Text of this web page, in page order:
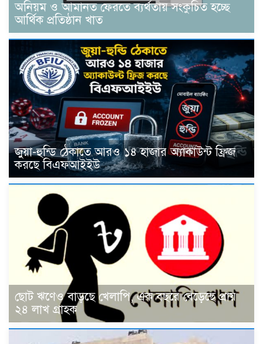
অনিয়ম ও আমানত ফেরতে ব্যর্থতায় সংকুচিত হচ্ছে
আর্থিক প্রতিষ্ঠান খাত
জুয়া-হুন্ডি ঠেকাতে আরও ১৪ হাজার অ্যাকাউন্ট ফ্রিজ
করছে বিএফআইইউ
ছোট ঋণেও বাড়ছে খেলাপি, এক বছরে বেড়েছে প্রায়
২৪ লাখ গ্রাহক